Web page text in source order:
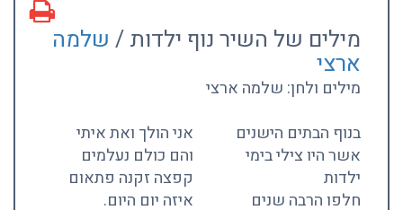
מילים של השיר נוף ילדות / שלמה
ארצי
מילים ולחן: שלמה ארצי
בנוף הבתים הישנים
אשר היו צילי בימי
ילדות
חלפו הרבה שנים
אני הולך ואת איתי
והם כולם נעלמים
קפצה זקנה פתאום
איזה יום היום.